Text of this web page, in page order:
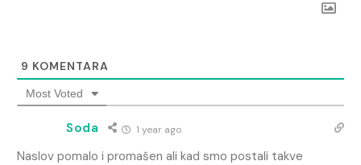
9 KOMENTARA
Most Voted
Soda 1 year ago
Naslov pomalo i promašen ali kad smo postali takve